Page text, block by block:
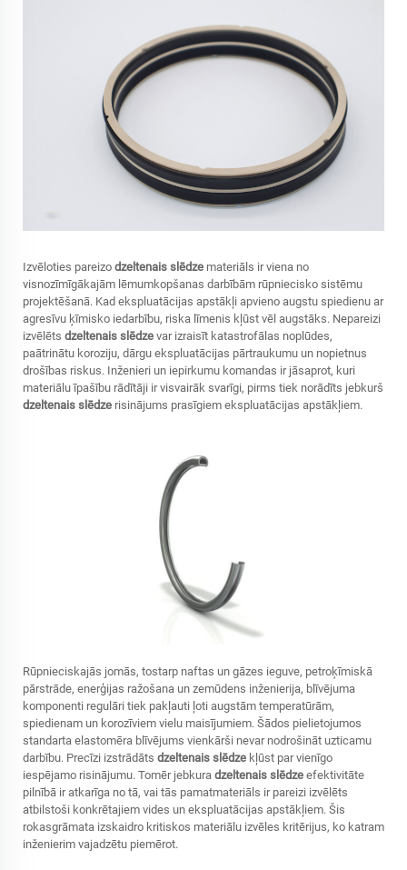
Izvēloties pareizo dzeltenais slēdze materiāls ir viena no
visnozīmīgākajām lēmumkopšanas darbībām rūpniecisko sistēmu
projektēšanā. Kad ekspluatācijas apstākļi apvieno augstu spiedienu ar
agresīvu ķīmisko iedarbību, riska līmenis kļūst vēl augstāks. Nepareizi
izvēlēts dzeltenais slēdze var izraisīt katastrofālas noplūdes,
paātrinātu koroziju, dārgu ekspluatācijas pārtraukumu un nopietnus
drošības riskus. Inženieri un iepirkumu komandas ir jāsaprot, kuri
materiālu īpašību rādītāji ir visvairāk svarīgi, pirms tiek norādīts jebkurš
dzeltenais slēdze risinājums prasīgiem ekspluatācijas apstākļiem.
Rūpnieciskajās jomās, tostarp naftas un gāzes ieguve, petroķīmiskā
pārstrāde, enerģijas ražošana un zemūdens inženierija, blīvējuma
komponenti regulāri tiek pakļauti ļoti augstām temperatūrām,
spiedienam un korozīviem vielu maisījumiem. Šādos pielietojumos
standarta elastomēra blīvējums vienkārši nevar nodrošināt uzticamu
darbību. Precīzi izstrādāts dzeltenais slēdze kļūst par vienīgo
iespējamo risinājumu. Tomēr jebkura dzeltenais slēdze efektivitāte
pilnībā ir atkarīga no tā, vai tās pamatmateriāls ir pareizi izvēlēts
atbilstoši konkrētajiem vides un ekspluatācijas apstākļiem. Šis
rokasgrāmata izskaidro kritiskos materiālu izvēles kritērijus, ko katram
inženierim vajadzētu piemērot.